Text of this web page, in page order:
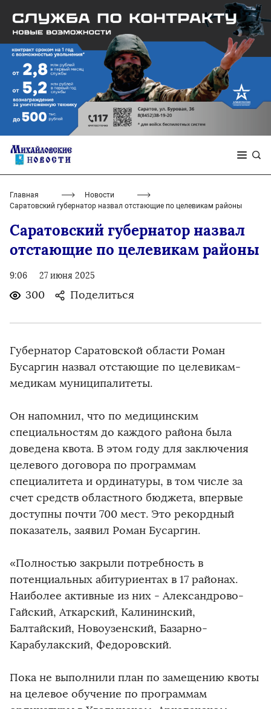
Главная
Новости
Саратовский губернатор назвал отстающие по целевикам районы
Саратовский губернатор назвал
отстающие по целевикам районы
9:06 27 июня 2025
300 Поделиться
Губернатор Саратовской области Роман
Бусаргин назвал отстающие по целевикам-
медикам муниципалитеты.
Он напомнил, что по медицинским
специальностям до каждого района была
доведена квота. В этом году для заключения
целевого договора по программам
специалитета и ординатуры, в том числе за
счет средств областного бюджета, впервые
доступны почти 700 мест. Это рекордный
показатель, заявил Роман Бусаргин.
«Полностью закрыли потребность в
потенциальных абитуриентах в 17 районах.
Наиболее активные из них - Александрово-
Гайский, Аткарский, Калининский,
Балтайский, Новоузенский, Базарно-
Карабулакский, Федоровский.
Пока не выполнили план по замещению квоты
на целевое обучение по программам